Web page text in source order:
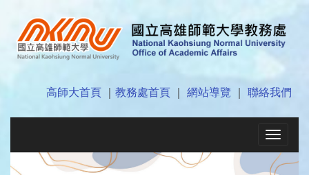
高師大首頁 教務處首頁 網站導覽 聯絡我們
Toggle